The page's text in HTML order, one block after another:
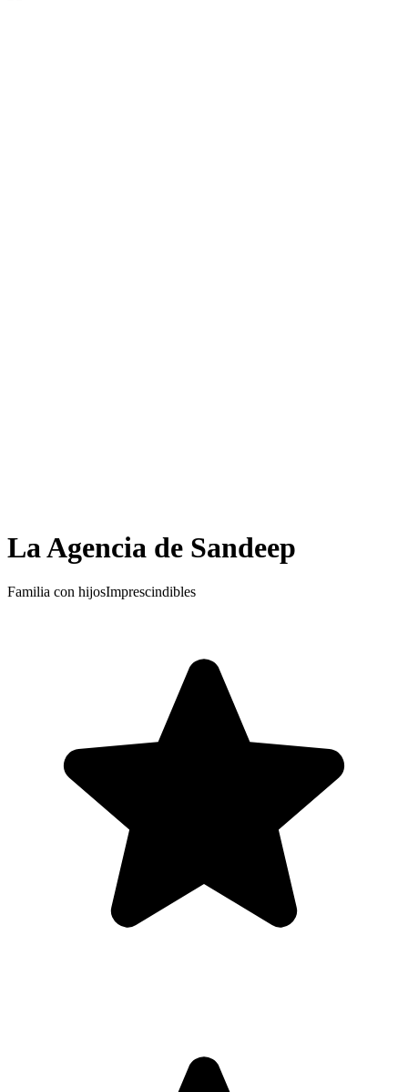
La Agencia de Sandeep
Familia con hijosImprescindibles